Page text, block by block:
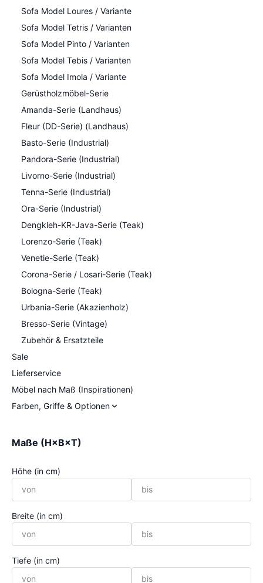
Sofa Model Loures / Variante
Sofa Model Tetris / Varianten
Sofa Model Pinto / Varianten
Sofa Model Tebis / Varianten
Sofa Model Imola / Variante
Gerüstholzmöbel-Serie
Amanda-Serie (Landhaus)
Fleur (DD-Serie) (Landhaus)
Basto-Serie (Industrial)
Pandora-Serie (Industrial)
Livorno-Serie (Industrial)
Tenna-Serie (Industrial)
Ora-Serie (Industrial)
Dengkleh-KR-Java-Serie (Teak)
Lorenzo-Serie (Teak)
Venetie-Serie (Teak)
Corona-Serie / Losari-Serie (Teak)
Bologna-Serie (Teak)
Urbania-Serie (Akazienholz)
Bresso-Serie (Vintage)
Zubehör & Ersatzteile
Sale
Lieferservice
Möbel nach Maß (Inspirationen)
Farben, Griffe & Optionen
Maße (H×B×T)
Höhe (in cm)
Breite (in cm)
Tiefe (in cm)